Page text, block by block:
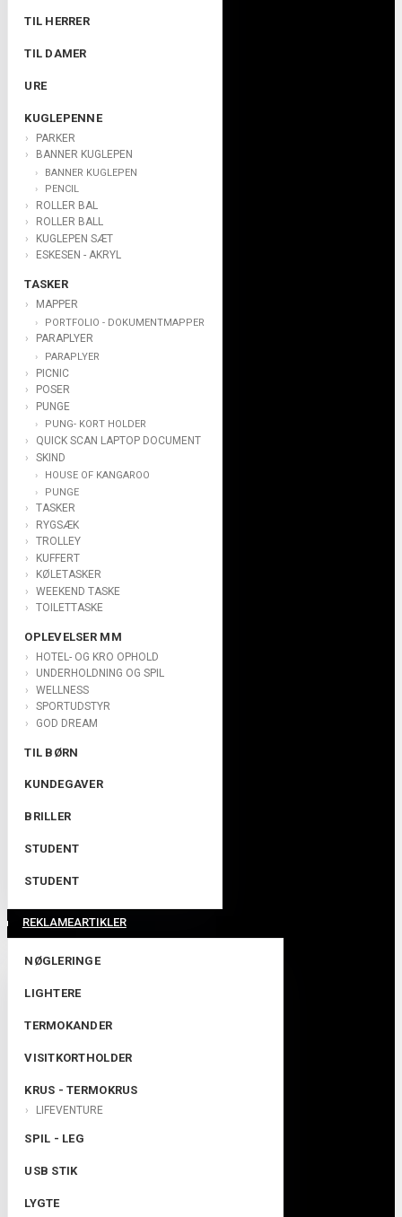
TIL HERRER
TIL DAMER
URE
KUGLEPENNE
PARKER
BANNER KUGLEPEN
BANNER KUGLEPEN
PENCIL
ROLLER BAL
ROLLER BALL
KUGLEPEN SÆT
ESKESEN - AKRYL
TASKER
MAPPER
PORTFOLIO - DOKUMENTMAPPER
PARAPLYER
PARAPLYER
PICNIC
POSER
PUNGE
PUNG- KORT HOLDER
QUICK SCAN LAPTOP DOCUMENT
SKIND
HOUSE OF KANGAROO
PUNGE
TASKER
RYGSÆK
TROLLEY
KUFFERT
KØLETASKER
WEEKEND TASKE
TOILETTASKE
OPLEVELSER MM
HOTEL- OG KRO OPHOLD
UNDERHOLDNING OG SPIL
WELLNESS
SPORTUDSTYR
GOD DREAM
TIL BØRN
KUNDEGAVER
BRILLER
STUDENT
STUDENT
REKLAMEARTIKLER
NØGLERINGE
LIGHTERE
TERMOKANDER
VISITKORTHOLDER
KRUS - TERMOKRUS
LIFEVENTURE
SPIL - LEG
USB STIK
LYGTE